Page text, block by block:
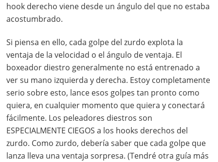
hook derecho viene desde un ángulo del que no estaba
acostumbrado.
Si piensa en ello, cada golpe del zurdo explota la
ventaja de la velocidad o el ángulo de ventaja. El
boxeador diestro generalmente no está entrenado a
ver su mano izquierda y derecha. Estoy completamente
serio sobre esto, lance esos golpes tan pronto como
quiera, en cualquier momento que quiera y conectará
fácilmente. Los peleadores diestros son
ESPECIALMENTE CIEGOS a los hooks derechos del
zurdo. Como zurdo, debería saber que cada golpe que
lanza lleva una ventaja sorpresa. (Tendré otra guía más